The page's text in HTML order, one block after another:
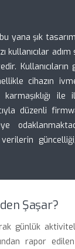
yana şık
kullanıcılar
cihazın
karmaşıklığı ile
düzenli
Şaşar?
günlük
rapor